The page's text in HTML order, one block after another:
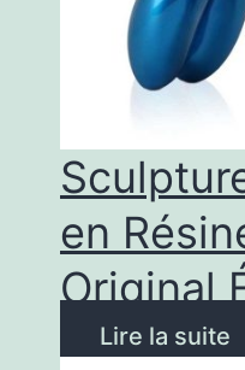
en
Original
Lire la suite